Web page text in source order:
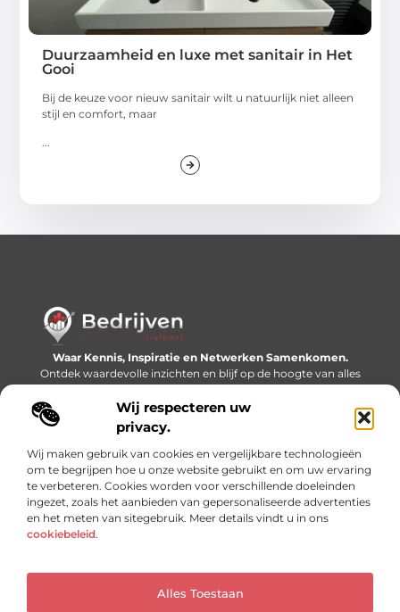
Wij respecteren uw
privacy.
Wij maken gebruik van cookies en vergelijkbare technologieën
om te begrijpen hoe u onze website gebruikt en om uw ervaring
te verbeteren. Cookies worden voor verschillende doeleinden
ingezet, zoals het aanbieden van gepersonaliseerde advertenties
en het meten van sitegebruik. Meer details vindt u in ons
cookiebeleid.
Alles Toestaan
Duurzaamheid en luxe met sanitair in Het
Gooi
Bij de keuze voor nieuw sanitair wilt u natuurlijk niet alleen
stijl en comfort, maar
...
Waar Kennis, Inspiratie en Netwerken Samenkomen.
Ontdek waardevolle inzichten en blijf op de hoogte van alles
wat er speelt in de wereld.
Bericht categorie
Onze informatie